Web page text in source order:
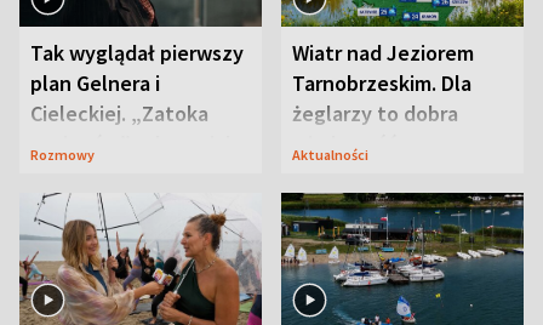
Tak wyglądał pierwszy
plan Gelnera i
Cieleckiej. „Zatoka
szpiegów” od razu ich
Rozmowy
Wiatr nad Jeziorem
Tarnobrzeskim. Dla
żeglarzy to dobra
wiadomość
Aktualności